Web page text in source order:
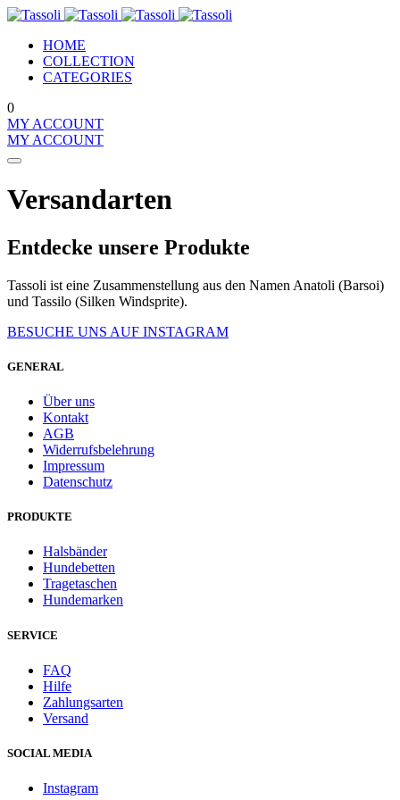
HOME
COLLECTION
CATEGORIES
0
MY ACCOUNT
MY ACCOUNT
Versandarten
Entdecke unsere Produkte
Tassoli ist eine Zusammenstellung aus den Namen Anatoli (Barsoi)
und Tassilo (Silken Windsprite).
BESUCHE UNS AUF INSTAGRAM
GENERAL
Über uns
Kontakt
AGB
Widerrufsbelehrung
Impressum
Datenschutz
PRODUKTE
Halsbänder
Hundebetten
Tragetaschen
Hundemarken
SERVICE
FAQ
Hilfe
Zahlungsarten
Versand
SOCIAL MEDIA
Instagram